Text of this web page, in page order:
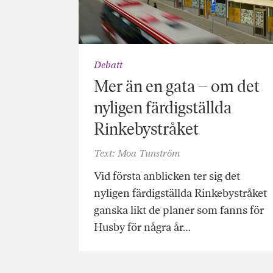
Debatt
Mer än en gata – om det
nyligen färdigställda
Rinkebystråket
Text: Moa Tunström
Vid första anblicken ter sig det
nyligen färdigställda Rinkebystråket
ganska likt de planer som fanns för
Husby för några år…